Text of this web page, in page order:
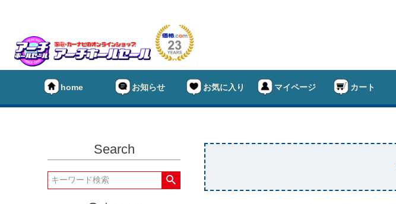
home お知らせ お気に入り マイページ カート
Search